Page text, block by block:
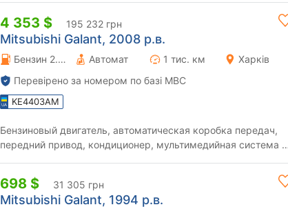
4 353 $ 195 232 грн
Mitsubishi Galant, 2008 р.в.
Бензин 2.4 л. Автомат 1 тис. км
Харків
Перевірено за номером по базі МВС
KE4403AM
Бензиновый двигатель, автоматическая коробка передач,
передний привод, кондиционер, мультимедийная система с
698 $ 31 305 грн
Mitsubishi Galant, 1994 р.в.